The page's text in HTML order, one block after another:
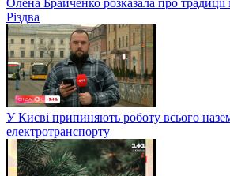
Різдва
У Києві припиняють роботу всього
електротранспорту